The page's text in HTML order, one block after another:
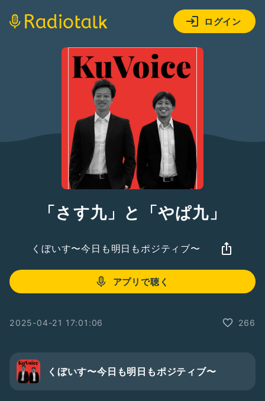
ログイン
「さす九」と「やぱ九」
くぼいす〜今日も明日もポジティブ〜
アプリで聴く
2025-04-21 17:01:06 266
くぼいす〜今日も明日もポジティブ〜